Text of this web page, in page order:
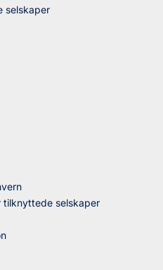
selskaper
tilknyttede selskaper